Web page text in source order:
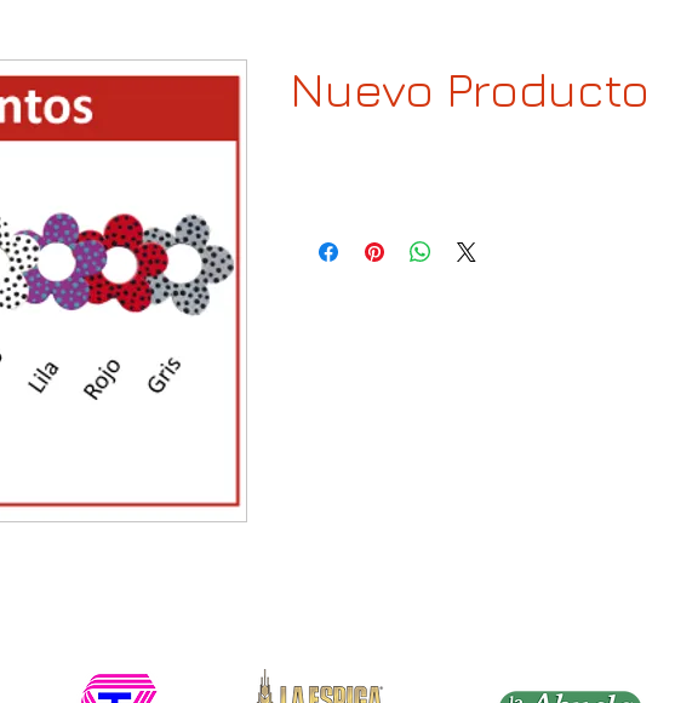
Nuevo Producto